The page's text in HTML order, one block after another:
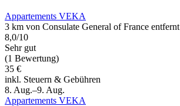
Appartements VEKA
3 km von Consulate General of France entfernt
8,0/10
Sehr gut
(1 Bewertung)
35 €
inkl. Steuern & Gebühren
8. Aug.–9. Aug.
Appartements VEKA